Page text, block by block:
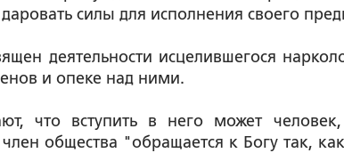
силы для исполнения своего
деятельности исцелившегося
и опеке над ними.
что вступить в него может
общества "обращается к Богу так,